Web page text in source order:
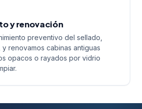
y renovación
preventivo del sellado,
renovamos cabinas antiguas
opacos o rayados por vidrio